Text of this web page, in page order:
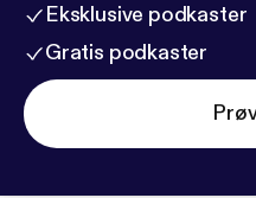
Eksklusive podkaster
Gratis podkaster